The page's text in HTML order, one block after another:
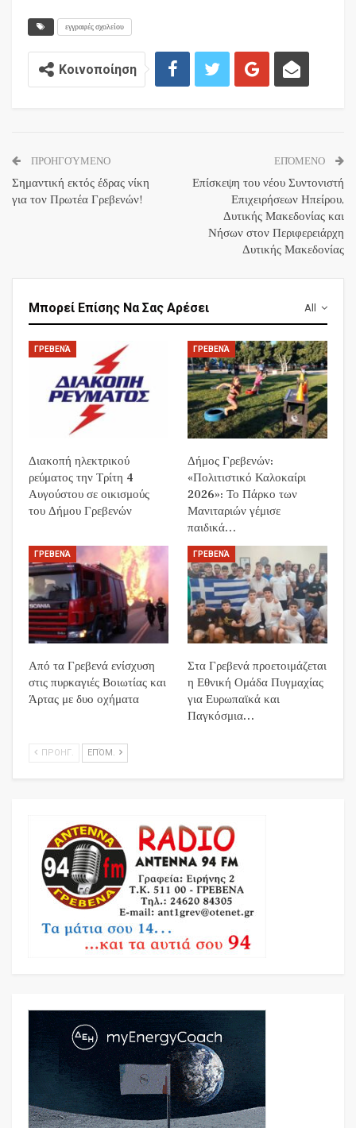
εγγραφές σχολείου
Κοινοποίηση
ΠΡΟΗΓΟΎΜΕΝΟ
Σημαντική εκτός έδρας νίκη
για τον Πρωτέα Γρεβενών!
ΕΠΌΜΕΝΟ
Επίσκεψη του νέου Συντονιστή
Επιχειρήσεων Ηπείρου,
Δυτικής Μακεδονίας και
Νήσων στον Περιφερειάρχη
Δυτικής Μακεδονίας
All
Μπορεί Επίσης Να Σας Αρέσει
ΓΡΕΒΕΝΆ
Διακοπή ηλεκτρικού
ρεύματος την Τρίτη 4
Αυγούστου σε οικισμούς
του Δήμου Γρεβενών
ΓΡΕΒΕΝΆ
Δήμος Γρεβενών:
«Πολιτιστικό Καλοκαίρι
2026»: Το Πάρκο των
Μανιταριών γέμισε
παιδικά…
ΓΡΕΒΕΝΆ
Από τα Γρεβενά ενίσχυση
στις πυρκαγιές Βοιωτίας και
Άρτας με δυο οχήματα
ΓΡΕΒΕΝΆ
Στα Γρεβενά προετοιμάζεται
η Εθνική Ομάδα Πυγμαχίας
για Ευρωπαϊκά και
Παγκόσμια…
ΠΡΟΗΓ. ΕΠΌΜ.